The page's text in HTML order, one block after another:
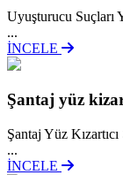
Uyuşturucu Suçları
...
İNCELE
Şantaj yüz
Şantaj Yüz
...
İNCELE